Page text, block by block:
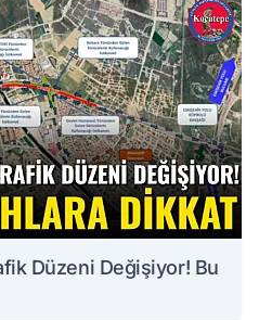
Düzeni Değişiyor! Bu